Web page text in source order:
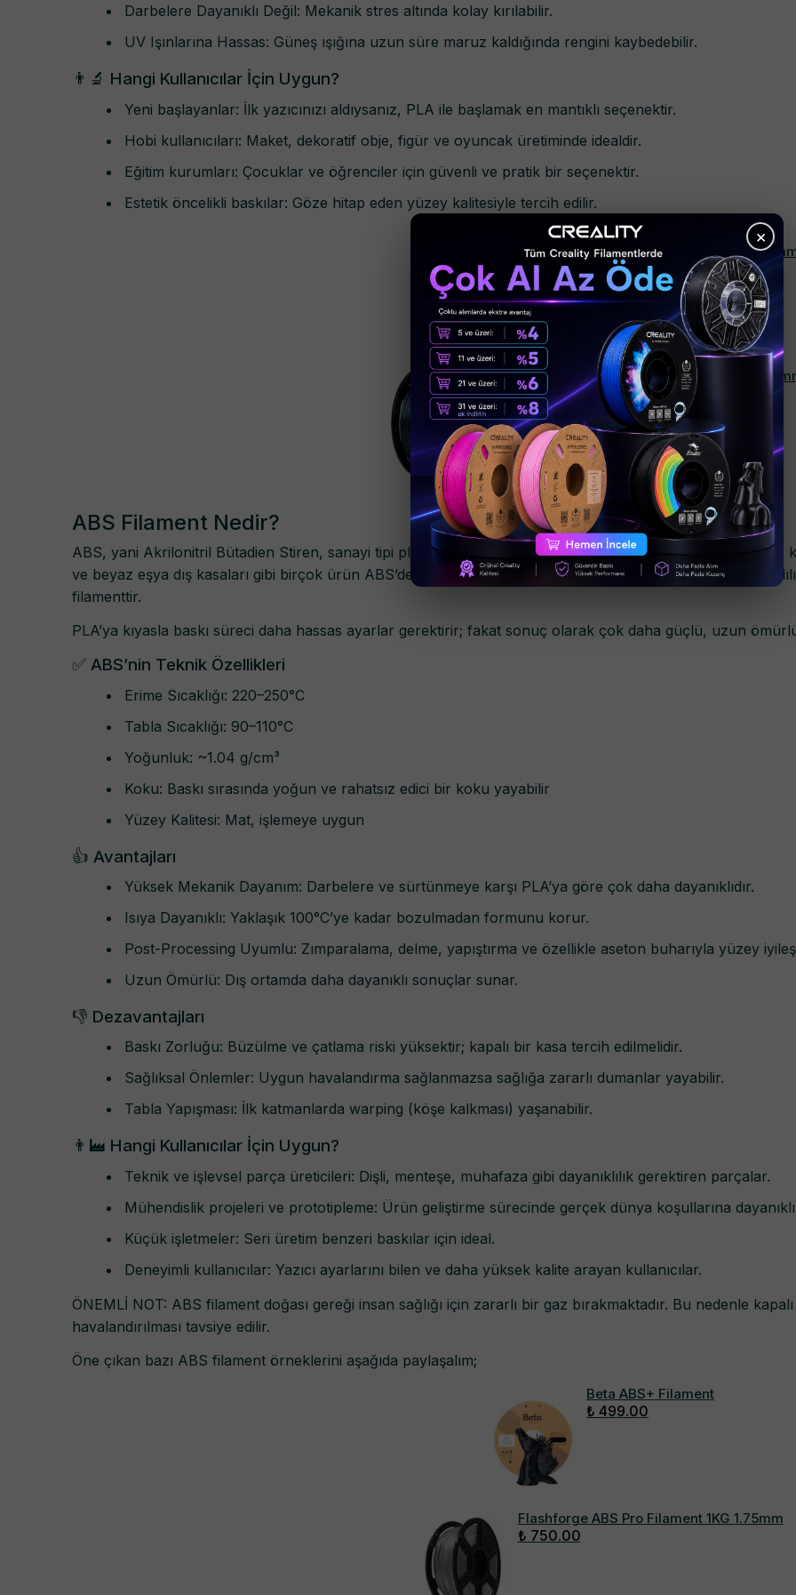
Darbelere Dayanıklı Değil: Mekanik stres altında kolay kırılabilir.
UV Işınlarına Hassas: Güneş ışığına uzun süre maruz kaldığında rengini kaybedebilir.
👨‍🔬 Hangi Kullanıcılar İçin Uygun?
Yeni başlayanlar: İlk yazıcınızı aldıysanız, PLA ile başlamak en mantıklı seçenektir.
Hobi kullanıcıları: Maket, dekoratif obje, figür ve oyuncak üretiminde idealdir.
Eğitim kurumları: Çocuklar ve öğrenciler için güvenli ve pratik bir seçenektir.
Estetik öncelikli baskılar: Göze hitap eden yüzey kalitesiyle tercih edilir.
Beta PLA High-Speed Filament 1000g
₺ 699.00
Flashforge PLA Multicolor Filament 1KG
₺ 1190.00
ABS Filament Nedir?
ABS, yani Akrilonitril Bütadien Stiren, sanayi tipi plastiklerin en bilinenlerinden biridir. Günlük hayatta sıkça
ve beyaz eşya dış kasaları gibi birçok ürün ABS’den üretilir. 3D baskı dünyasında da sağlamlık ve
filamenttir.
PLA’ya kıyasla baskı süreci daha hassas ayarlar gerektirir; fakat sonuç olarak çok daha güçlü, uzun
✅ ABS’nin Teknik Özellikleri
Erime Sıcaklığı: 220–250°C
Tabla Sıcaklığı: 90–110°C
Yoğunluk: ~1.04 g/cm³
Koku: Baskı sırasında yoğun ve rahatsız edici bir koku yayabilir
Yüzey Kalitesi: Mat, işlemeye uygun
👍 Avantajları
Yüksek Mekanik Dayanım: Darbelere ve sürtünmeye karşı PLA’ya göre çok daha dayanıklıdır.
Isıya Dayanıklı: Yaklaşık 100°C’ye kadar bozulmadan formunu korur.
Post-Processing Uyumlu: Zımparalama, delme, yapıştırma ve özellikle aseton buharıyla yüzey
Uzun Ömürlü: Dış ortamda daha dayanıklı sonuçlar sunar.
👎 Dezavantajları
Baskı Zorluğu: Büzülme ve çatlama riski yüksektir; kapalı bir kasa tercih edilmelidir.
Sağlıksal Önlemler: Uygun havalandırma sağlanmazsa sağlığa zararlı dumanlar yayabilir.
Tabla Yapışması: İlk katmanlarda warping (köşe kalkması) yaşanabilir.
👨‍🏭 Hangi Kullanıcılar İçin Uygun?
Teknik ve işlevsel parça üreticileri: Dişli, menteşe, muhafaza gibi dayanıklılık gerektiren parçalar.
Mühendislik projeleri ve prototipleme: Ürün geliştirme sürecinde gerçek dünya koşullarına
Küçük işletmeler: Seri üretim benzeri baskılar için ideal.
Deneyimli kullanıcılar: Yazıcı ayarlarını bilen ve daha yüksek kalite arayan kullanıcılar.
ÖNEMLİ NOT: ABS filament doğası gereği insan sağlığı için zararlı bir gaz bırakmaktadır. Bu nedenle
havalandırılması tavsiye edilir.
Öne çıkan bazı ABS filament örneklerini aşağıda paylaşalım;
Beta ABS+ Filament
₺ 499.00
Flashforge ABS Pro Filament 1KG 1.75mm
₺ 750.00
×